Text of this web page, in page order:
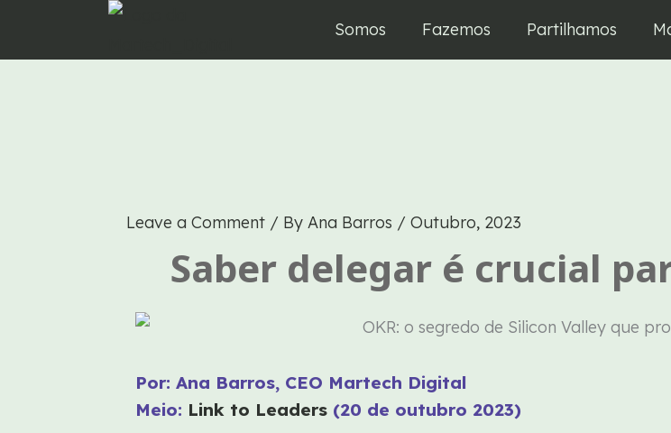
Somos Fazemos Partilhamos
Leave a Comment / ByAna Barros /Outubro, 2023
Saber delegar é crucial
Por: Ana Barros, CEO Martech Digital
Meio: Link to Leaders (20 de outubro 2023)